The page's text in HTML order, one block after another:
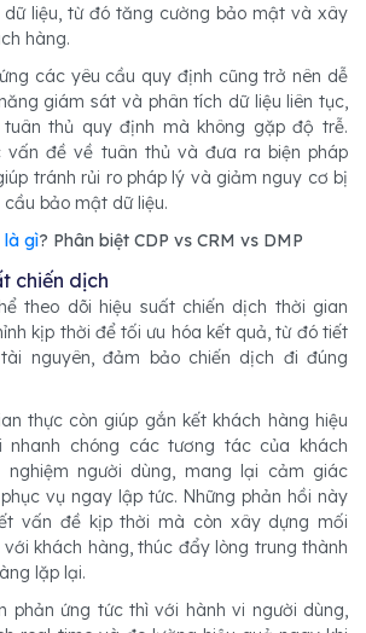
dữ liệu, từ đó tăng cường bảo mật và xây
hàng.
các yêu cầu quy định cũng trở nên dễ
giám sát và phân tích dữ liệu liên tục,
tuân thủ quy định mà không gặp độ trễ.
vấn đề về tuân thủ và đưa ra biện pháp
tránh rủi ro pháp lý và giảm nguy cơ bị
bảo mật dữ liệu.
là gì? Phân biệt CDP vs CRM vs DMP
chiến dịch
theo dõi hiệu suất chiến dịch thời gian
kịp thời để tối ưu hóa kết quả, từ đó tiết
nguyên, đảm bảo chiến dịch đi đúng
thực còn giúp gắn kết khách hàng hiệu
nhanh chóng các tương tác của khách
người dùng, mang lại cảm giác
vụ ngay lập tức. Những phản hồi này
vấn đề kịp thời mà còn xây dựng mối
khách hàng, thúc đẩy lòng trung thành
lặp lại.
phản ứng tức thì với hành vi người dùng,